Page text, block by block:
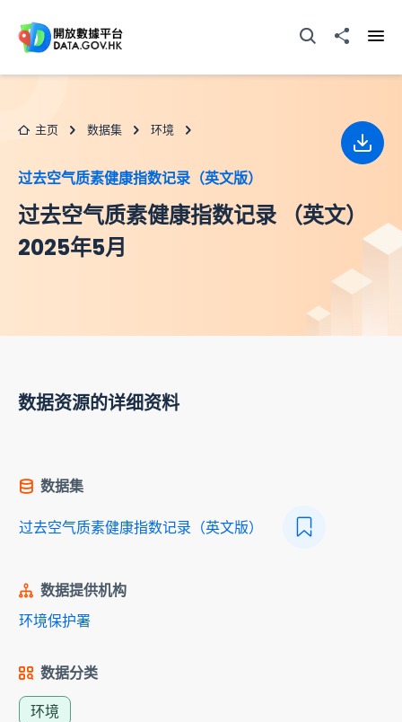
打开搜寻器分享至
主页 数据集 环境
过去空气质素健康指数记录（英文版）
过去空气质素健康指数记录 （英文）
2025年5月
下载
数据资源的详细资料
数据集
过去空气质素健康指数记录（英文版）
数据提供机构
环境保护署
数据分类
环境